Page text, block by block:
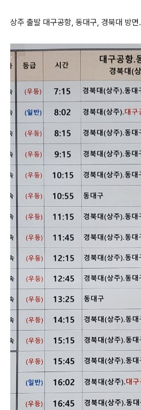
상주 출발 대구공항, 동대구, 경북대 방면.